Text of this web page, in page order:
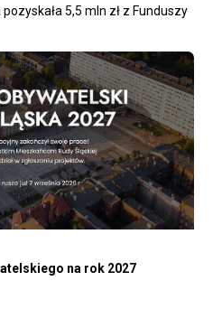
5,5 mln zł z Funduszy
na rok 2027